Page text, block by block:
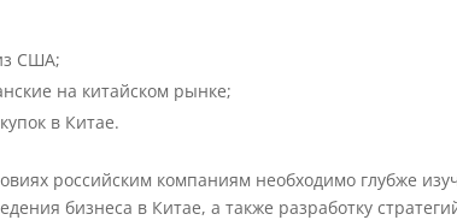
США;
на китайском рынке;
в Китае.
российским компаниям необходимо глубже
бизнеса в Китае, а также разработку